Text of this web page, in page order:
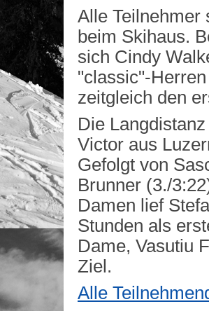
Alle Teilnehmer
beim Skihaus.
sich Cindy
"classic"-
zeitgleich den
Die
Victor aus
Gefolgt von
Brunner (3./
Damen lief
Stunden als
Dame, Vasutiu
Ziel.
Alle